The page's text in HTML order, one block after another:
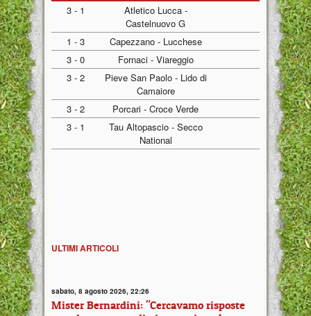
3 - 1
Atletico Lucca -
Castelnuovo G
1 - 3
Capezzano - Lucchese
3 - 0
Fornaci - Viareggio
3 - 2
Pieve San Paolo - Lido di
Camaiore
3 - 2
Porcari - Croce Verde
3 - 1
Tau Altopascio - Secco
National
ULTIMI ARTICOLI
sabato, 8 agosto 2026, 22:26
Mister Bernardini: "Cercavamo risposte